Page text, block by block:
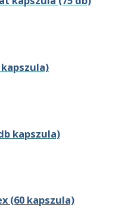
kapszula)
(60 kapszula)